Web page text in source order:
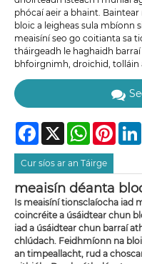
phócaí aeir a bhaint.
bloic a leigheas sula mbíonn
meaisíní seo go coitianta sa
tháirgeadh le haghaidh
bhfoirgnimh, droichid, tolláin
Facebook
X WhatsApp
Cur síos ar an Táirge
meaisín déanta
Is meaisíní tionsclaíocha iad
coincréite a úsáidtear chun
iad a úsáidtear chun barraí
chlúdach. Feidhmíonn na
an timpeallacht, rud a